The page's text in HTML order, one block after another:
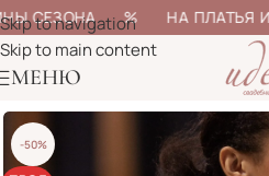
СЕЗОНА % НА ПЛАТЬЯ
Skip to navigation
Skip to main content
МЕНЮ
-50%